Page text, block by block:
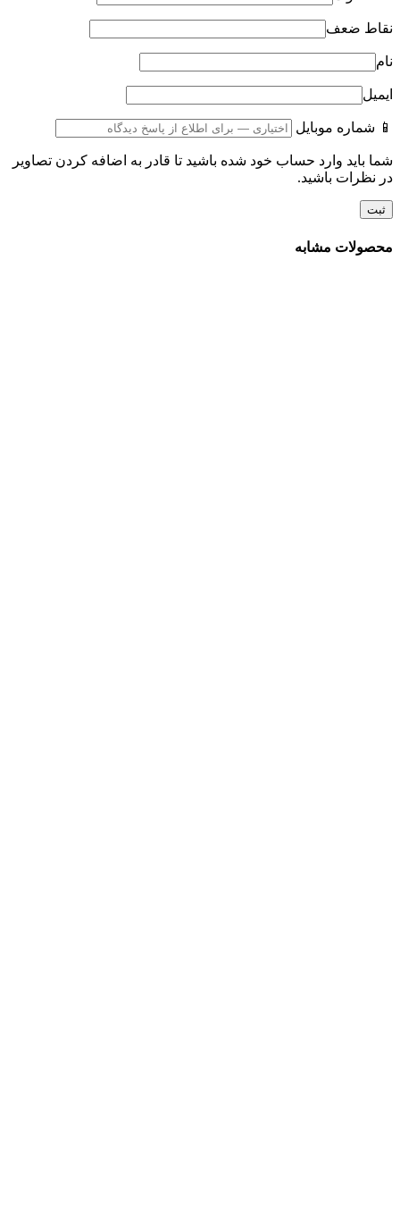
نقاط ضعف
نام
ایمیل
📱 شماره موبایل
شما باید وارد حساب خود شده باشید تا قادر به اضافه کردن تصاویر
در نظرات باشید.
محصولات مشابه